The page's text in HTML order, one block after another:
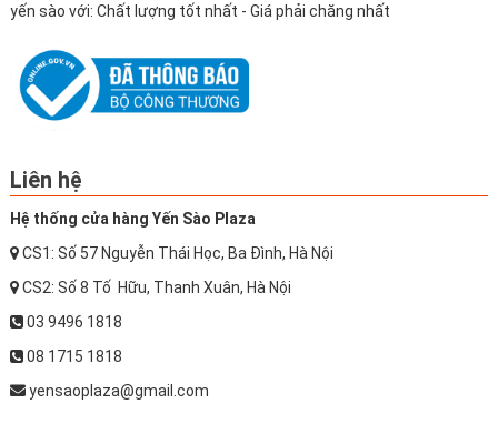
yến sào với: Chất lượng tốt nhất - Giá phải chăng nhất
Liên hệ
Hệ thống cửa hàng Yến Sào Plaza
CS1: Số 57 Nguyễn Thái Học, Ba Đình, Hà Nội
CS2: Số 8 Tố Hữu, Thanh Xuân, Hà Nội
03 9496 1818
08 1715 1818
yensaoplaza@gmail.com